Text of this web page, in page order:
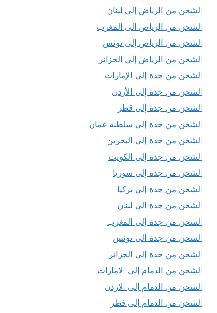
الشحن من الرياض إلى لبنان
الشحن من الرياض الى المغرب
الشحن من الرياض إلى تونس
الشحن من الرياض إلى الجزائر
الشحن من جدة إلى الإمارات
الشحن من جدة إلى الأردن
الشحن من جدة إلى قطر
الشحن من جدة إلى سلطنة عمان
الشحن من جدة إلى البحرين
الشحن من جدة إلى الكويت
الشحن من جدة إلى سوريا
الشحن من جدة إلى تركيا
الشحن من جدة الى لبنان
الشحن من جدة إلى المغرب
الشحن من جدة الى تونس
الشحن من جدة إلى الجزائر
الشحن من الدمام إلى الامارات
الشحن من الدمام إلى الاردن
الشحن من الدمام إلى قطر